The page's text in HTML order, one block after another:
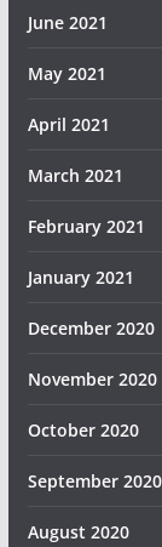
June 2021
May 2021
April 2021
March 2021
February 2021
January 2021
December 2020
November 2020
October 2020
September 2020
August 2020